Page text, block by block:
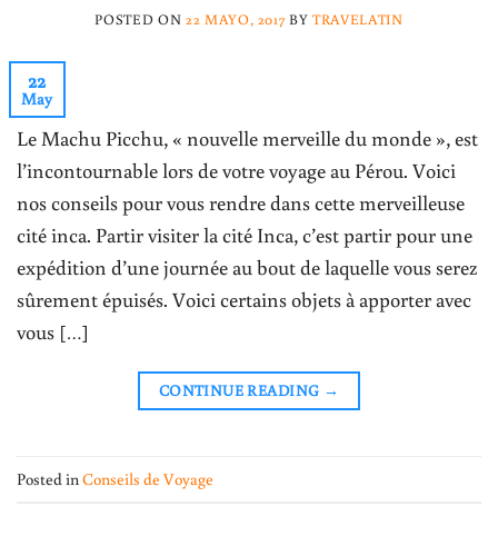
POSTED ON 22 MAYO, 2017 BYTRAVELATIN
22
May
Le Machu Picchu, « nouvelle merveille du monde », est
l’incontournable lors de votre voyage au Pérou. Voici
nos conseils pour vous rendre dans cette merveilleuse
cité inca. Partir visiter la cité Inca, c’est partir pour une
expédition d’une journée au bout de laquelle vous serez
sûrement épuisés. Voici certains objets à apporter avec
vous […]
CONTINUE READING →
Posted in Conseils de Voyage